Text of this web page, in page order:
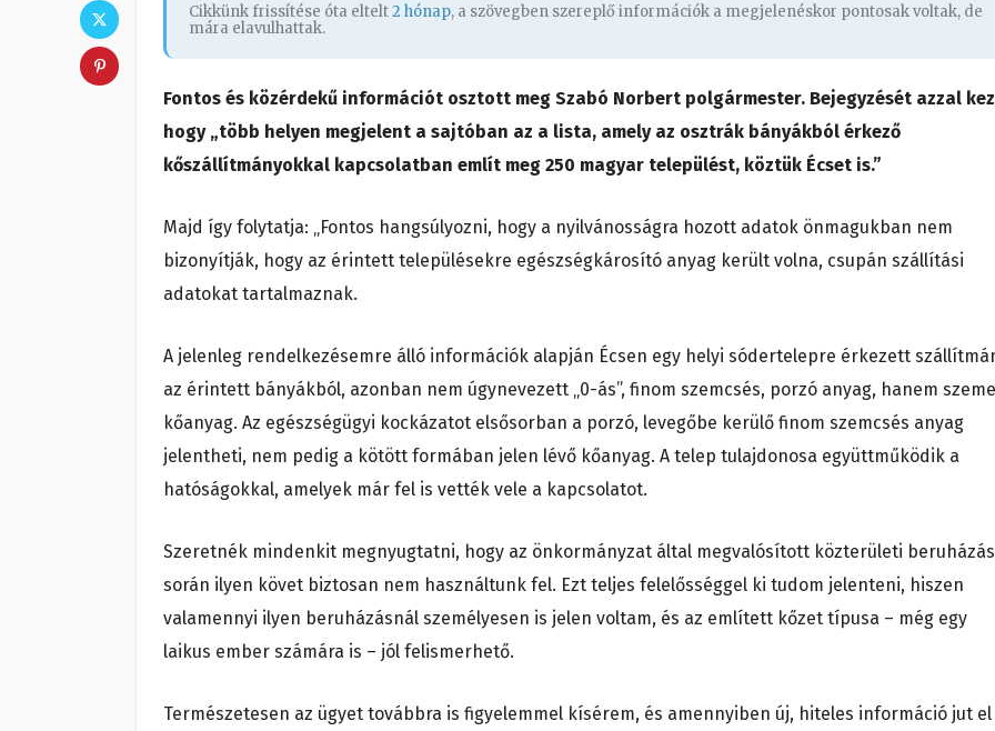
Cikkünk frissítése óta eltelt2 hónap, a szövegben szereplő információk a megjelenéskor pontosak voltak, de
mára elavulhattak.
Fontos és közérdekű információt osztott meg Szabó Norbert polgármester. Bejegyzését azzal
hogy „több helyen megjelent a sajtóban az a lista, amely az osztrák bányákból érkező
kőszállítmányokkal kapcsolatban említ meg 250 magyar települést, köztük Écset is.”
Majd így folytatja: „Fontos hangsúlyozni, hogy a nyilvánosságra hozott adatok önmagukban nem
bizonyítják, hogy az érintett településekre egészségkárosító anyag került volna, csupán szállítási
adatokat tartalmaznak.
A jelenleg rendelkezésemre álló információk alapján Écsen egy helyi sódertelepre érkezett
az érintett bányákból, azonban nem úgynevezett „0-ás”, finom szemcsés, porzó anyag, hanem
kőanyag. Az egészségügyi kockázatot elsősorban a porzó, levegőbe kerülő finom szemcsés anyag
jelentheti, nem pedig a kötött formában jelen lévő kőanyag. A telep tulajdonosa együttműködik a
hatóságokkal, amelyek már fel is vették vele a kapcsolatot.
Szeretnék mindenkit megnyugtatni, hogy az önkormányzat által megvalósított közterületi
során ilyen követ biztosan nem használtunk fel. Ezt teljes felelősséggel ki tudom jelenteni, hiszen
valamennyi ilyen beruházásnál személyesen is jelen voltam, és az említett kőzet típusa – még egy
laikus ember számára is – jól felismerhető.
Természetesen az ügyet továbbra is figyelemmel kísérem, és amennyiben új, hiteles információ jut el